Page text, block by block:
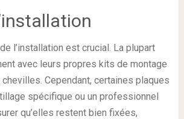
l’installation est crucial. La plupart
avec leurs propres kits de montage
Cependant, certaines plaques
spécifique ou un professionnel
qu’elles restent bien fixées,